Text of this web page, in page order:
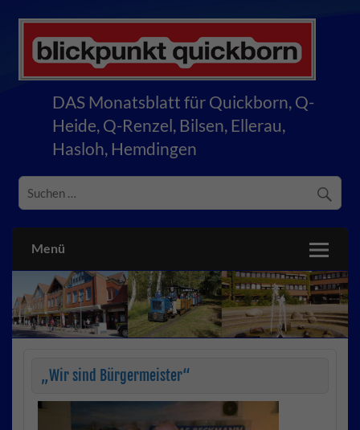
blickpunkt quickborn
DAS Monatsblatt für Quickborn, Q-
Heide, Q-Renzel, Bilsen, Ellerau,
Hasloh, Hemdingen
Menü
„Wir sind Bürgermeister“